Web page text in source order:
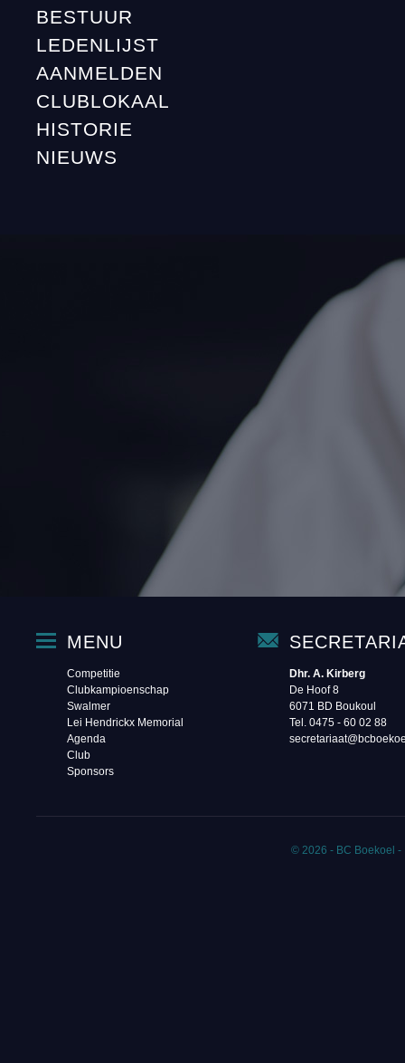
BESTUUR
LEDENLIJST
AANMELDEN
CLUBLOKAAL
HISTORIE
NIEUWS
MENU
Competitie
Clubkampioenschap
Swalmer
Lei Hendrickx Memorial
Agenda
Club
Sponsors
Dhr. A. Kirberg
De Hoof 8
6071 BD Boukoul
Tel. 0475 - 60 02 88‬
© 2026 - BC Boekoel